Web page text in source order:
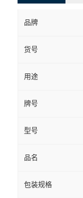
品牌
货号
用途
牌号
型号
品名
包装规格